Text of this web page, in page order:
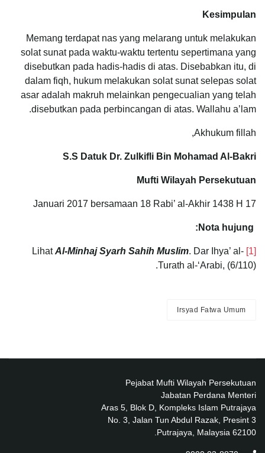
Kesimpulan
Memang terdapat nas yang melarang untuk melakukan
solat sunat pada waktu-waktu tertentu sepertimana yang
disebutkan pada hadis-hadis di atas. Disebabkan itu, di
dalam fiqh, hukum melakukan solat sunat selepas solat
asar adalah makruh melainkan pengecualian yang telah
disebutkan pada perbincangan di atas. Wallahu a’lam.
Akhukum fillah,
S.S Datuk Dr. Zulkifli Bin Mohamad Al-Bakri
Mufti Wilayah Persekutuan
17 Januari 2017 bersamaan 18 Rabi’ al-Akhir 1438 H
[1]
Al-Minhaj Syarh Sahih Muslim. Dar Ihya’ al-
Turath al-‘Arabi, (6/110).
Irsyad Fatwa Umum
Pejabat Mufti Wilayah Persekutuan
Jabatan Perdana Menteri
Aras 5, Blok D, Kompleks Islam Putrajaya
No. 3, Jalan Tun Abdul Razak, Presint 3
62100 Putrajaya, Malaysia.